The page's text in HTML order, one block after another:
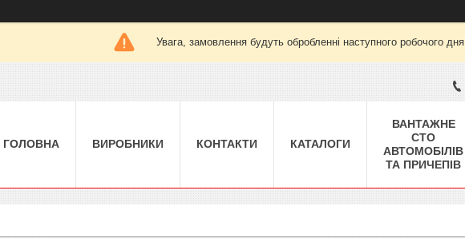
Увага, замовлення будуть обробленні наступного робочого
ГОЛОВНА ВИРОБНИКИ КОНТАКТИ КАТАЛОГИ
ВАНТАЖНЕ
СТО
АВТОМОБІЛІВ
ТА ПРИЧЕПІВ